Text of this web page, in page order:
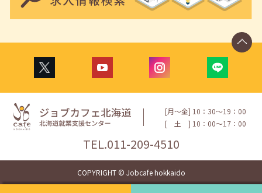
[月〜金] 10：30〜19：00
[
土 ] 10：00〜17：00
TEL.011-209-4510
COPYRIGHT © Jobcafe hokkaido